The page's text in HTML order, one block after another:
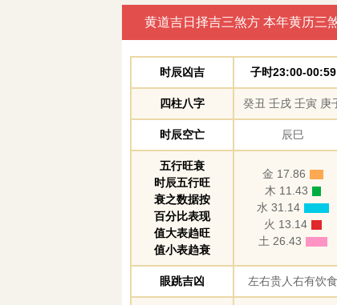
黄道吉日择吉三煞方 本年黄历三
时辰凶吉 子时23:00-00:59
四柱八字 癸丑 壬戌 壬寅 庚
时辰空亡 辰巳
五行旺衰
时辰五行旺
衰之数据按
百分比表现
值大表趋旺
值小表趋衰
金 17.86
木 11.43
水 31.14
火 13.14
土 26.43
眼跳吉凶 左右贵人右有饮食